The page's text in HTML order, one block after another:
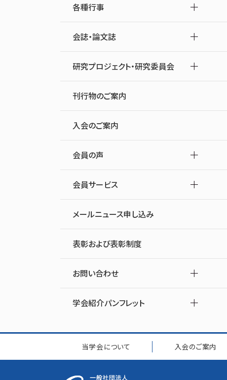
各種行事
会誌・論文誌
研究プロジェクト・研究委員会
刊行物のご案内
入会のご案内
会員の声
会員サービス
メールニュース申し込み
表彰および表彰制度
お問い合わせ
学会紹介パンフレット
当学会について 入会のご案内